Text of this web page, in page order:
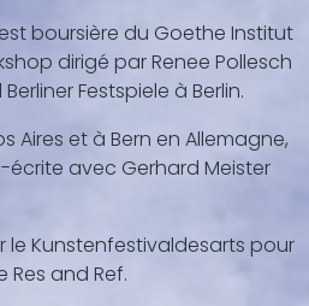
boursière du Goethe Institut
dirigé par Renee Pollesch
Festspiele à Berlin.
Aires et à Bern en Allemagne,
écrite avec Gerhard Meister
le Kunstenfestivaldesarts pour
and Ref.